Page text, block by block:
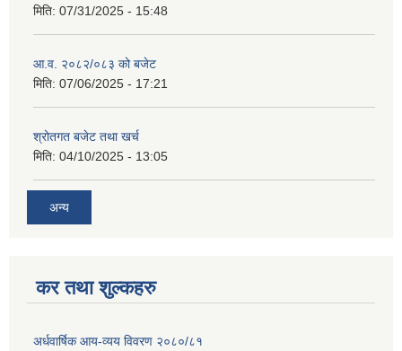
मिति: 07/31/2025 - 15:48
आ.व. २०८२/०८३ को बजेट
मिति: 07/06/2025 - 17:21
श्रोतगत बजेट तथा खर्च
मिति: 04/10/2025 - 13:05
अन्य
कर तथा शुल्कहरु
अर्धवार्षिक आय-व्यय विवरण २०८०/८१